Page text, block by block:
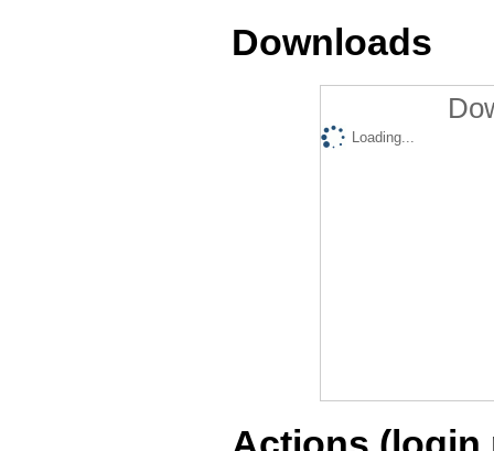
Downloads
Loading...